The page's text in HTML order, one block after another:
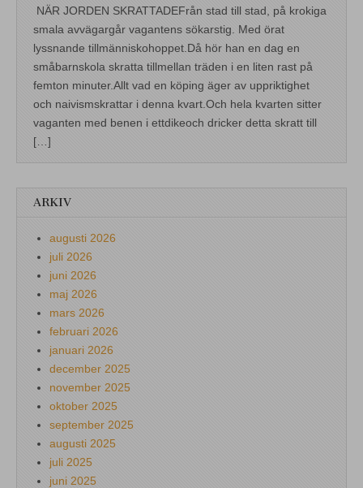
NÄR JORDEN SKRATTADEFrån stad till stad, på krokiga
smala avvägargår vagantens sökarstig. Med örat
lyssnande tillmänniskohoppet.Då hör han en dag en
småbarnskola skratta tillmellan träden i en liten rast på
femton minuter.Allt vad en köping äger av uppriktighet
och naivismskrattar i denna kvart.Och hela kvarten sitter
vaganten med benen i ettdikeoch dricker detta skratt till
[…]
ARKIV
augusti 2026
juli 2026
juni 2026
maj 2026
mars 2026
februari 2026
januari 2026
december 2025
november 2025
oktober 2025
september 2025
augusti 2025
juli 2025
juni 2025